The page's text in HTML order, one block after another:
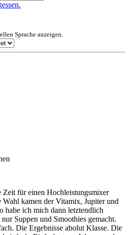
Sprache anzeigen.
Zeit für einen Hochleistungsmixer
Wahl kamen der Vitamix, Jupiter und
habe ich mich dann letztendlich
Suppen und Smoothies gemacht.
Die Ergebnisse abolut Klasse. Die